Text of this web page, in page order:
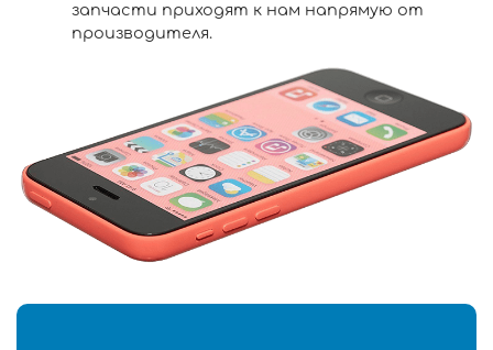
запчасти приходят к нам напрямую от
производителя.